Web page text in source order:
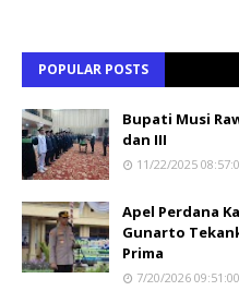
POPULAR POSTS
Bupati Musi
dan III
11/22/2025
Apel Perdana
Gunarto
Prima
7/20/2026